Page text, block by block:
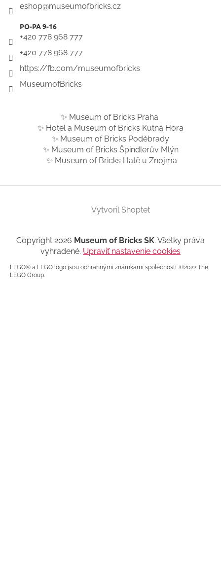
eshop@museumofbricks.cz
+420 778 968 777
+420 778 968 777
https://fb.com/museumofbricks
MuseumofBricks
✨ Museum of Bricks Praha
✨ Hotel a Museum of Bricks Kutná Hora
✨ Museum of Bricks Poděbrady
✨ Museum of Bricks Špindlerův Mlýn
✨ Museum of Bricks Hatě u Znojma
Vytvoril Shoptet
Copyright 2026 Museum of Bricks SK. Všetky práva
vyhradené. Upraviť nastavenie cookies
LEGO® a LEGO logo jsou ochrannými známkami společnosti. ©2022 The
LEGO Group.